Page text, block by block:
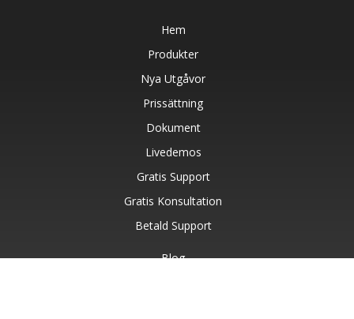
Hem
Produkter
Nya Utgåvor
Prissättning
Dokument
Livedemos
Gratis Support
Gratis Konsultation
Betald Support
Blog